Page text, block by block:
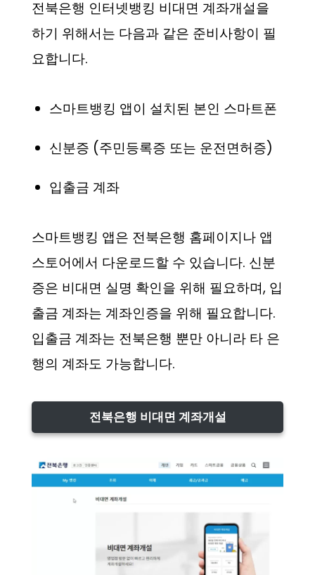
전북은행 인터넷뱅킹 비대면 계좌개설을
하기 위해서는 다음과 같은 준비사항이 필
요합니다.
스마트뱅킹 앱이 설치된 본인 스마트폰
신분증 (주민등록증 또는 운전면허증)
입출금 계좌
스마트뱅킹 앱은 전북은행 홈페이지나 앱
스토어에서 다운로드할 수 있습니다. 신분
증은 비대면 실명 확인을 위해 필요하며, 입
출금 계좌는 계좌인증을 위해 필요합니다.
입출금 계좌는 전북은행 뿐만 아니라 타 은
행의 계좌도 가능합니다.
전북은행 비대면 계좌개설